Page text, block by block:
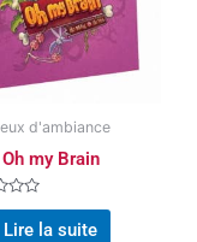
d'ambiance
Oh my Brain
Lire la suite